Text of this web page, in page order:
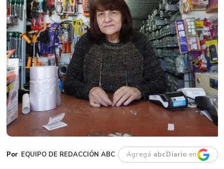
EQUIPO DE REDACCIÓN ABC Agregá abcDiario en